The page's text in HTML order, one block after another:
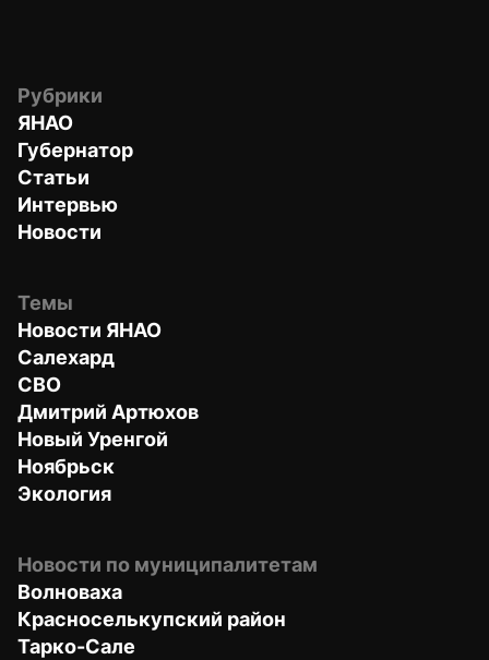
Рубрики
ЯНАО
Губернатор
Статьи
Интервью
Новости
Темы
Новости ЯНАО
Салехард
СВО
Дмитрий Артюхов
Новый Уренгой
Ноябрьск
Экология
Новости по муниципалитетам
Волноваха
Красноселькупский район
Тарко-Сале